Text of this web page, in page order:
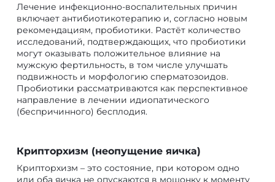
Лечение инфекционно-воспалительных причин
включает антибиотикотерапию и, согласно новым
рекомендациям, пробиотики. Растёт количество
исследований, подтверждающих, что пробиотики
могут оказывать положительное влияние на
мужскую фертильность, в том числе улучшать
подвижность и морфологию сперматозоидов.
Пробиотики рассматриваются как перспективное
направление в лечении идиопатического
(беспричинного) бесплодия.
Крипторхизм (неопущение яичка)
Крипторхизм – это состояние, при котором одно
или оба яичка не опускаются в мошонку к моменту